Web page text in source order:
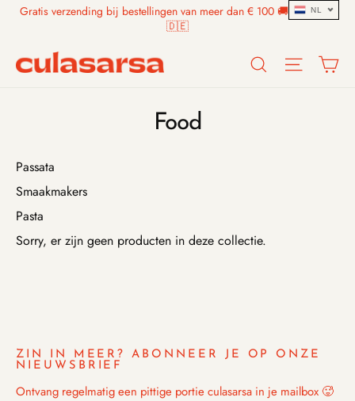
SkipGratis verzending bij bestellingen van meer dan € 100 🚚 🇧🇪🇳🇱
🇩🇪
SearchSite
Food
Passata
Smaakmakers
Pasta
Sorry, er zijn geen producten in deze collectie.
ZIN IN MEER? ABONNEER JE OP ONZE
NIEUWSBRIEF
Ontvang regelmatig een pittige portie culasarsa in je mailbox 🥵
NL